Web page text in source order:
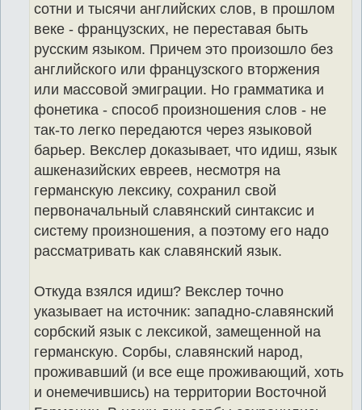
сотни и тысячи английских слов, в прошлом
веке - французских, не переставая быть
русским языком. Причем это произошло без
английского или французского вторжения
или массовой эмиграции. Но грамматика и
фонетика - способ произношения слов - не
так-то легко передаются через языковой
барьер. Векслер доказывает, что идиш, язык
ашкеназийских евреев, несмотря на
германскую лексику, сохранил свой
первоначальный славянский синтаксис и
систему произношения, а поэтому его надо
рассматривать как славянский язык.
Откуда взялся идиш? Векслер точно
указывает на источник: западно-славянский
сорбский язык с лексикой, замещенной на
германскую. Сорбы, славянский народ,
проживавший (и все еще проживающий, хоть
и онемечившись) на территории Восточной